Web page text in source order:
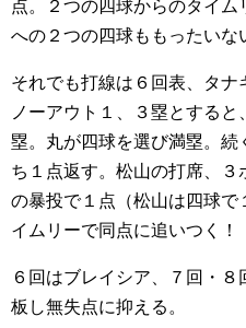
点。２つの四球からのタイ
への２つの四球ももったいな
それでも打線は６回表、タ
ノーアウト１、３塁とする
塁。丸が四球を選び満塁。
ち１点返す。松山の打席、３
の暴投で１点（松山は四球で
イムリーで同点に追いつく！
６回はブレイシア、７回・
板し無失点に抑える。